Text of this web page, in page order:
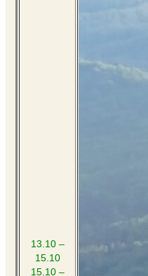
13.10 –
15.10
15.10 –